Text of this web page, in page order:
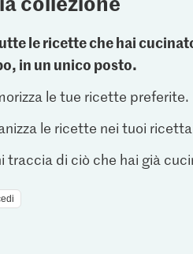
le ricette che hai
in un unico posto.
le tue ricette preferite.
le ricette nei tuoi
traccia di ciò che hai già